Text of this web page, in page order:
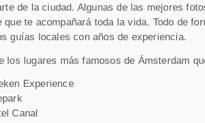
de la ciudad. Algunas de las mejores
que te acompañará toda la vida. Todo de
guías locales con años de experiencia.
los lugares más famosos de Ámsterdam
Experience
Canal